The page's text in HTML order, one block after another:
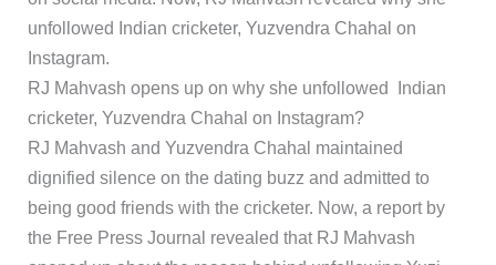
unfollowed Indian cricketer, Yuzvendra Chahal on
Instagram.
RJ Mahvash opens up on why she unfollowed Indian
cricketer, Yuzvendra Chahal on Instagram?
RJ Mahvash and Yuzvendra Chahal maintained
dignified silence on the dating buzz and admitted to
being good friends with the cricketer. Now, a report by
the Free Press Journal revealed that RJ Mahvash